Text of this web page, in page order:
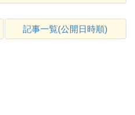
記事一覧(公開日時順)